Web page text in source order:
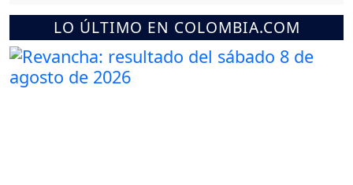
LO ÚLTIMO EN COLOMBIA.COM